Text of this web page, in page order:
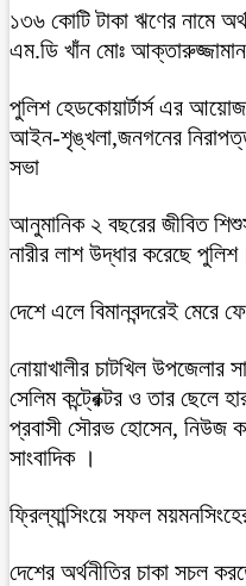
১৩৬ কোটি টাকা ঋণের নামে
এম.ডি খাঁন মোঃ
পুলিশ হেডকোয়ার্টার্স এর
আইন-শৃঙ্খলা,জনগনের
সভা
আনুমানিক ২ বছরের জীবিত
নারীর লাশ উদ্ধার করেছে
দেশে এলে বিমানবন্দরেই মেরে
নোয়াখালীর চাটখিল উপজেলার
সেলিম কন্ট্রেক্টর ও তার ছেলে
প্রবাসী সৌরভ হোসেন, নিউজ
সাংবাদিক ।
ফ্রিল্যান্সিংয়ে সফল
দেশের অর্থনীতির চাকা সচল